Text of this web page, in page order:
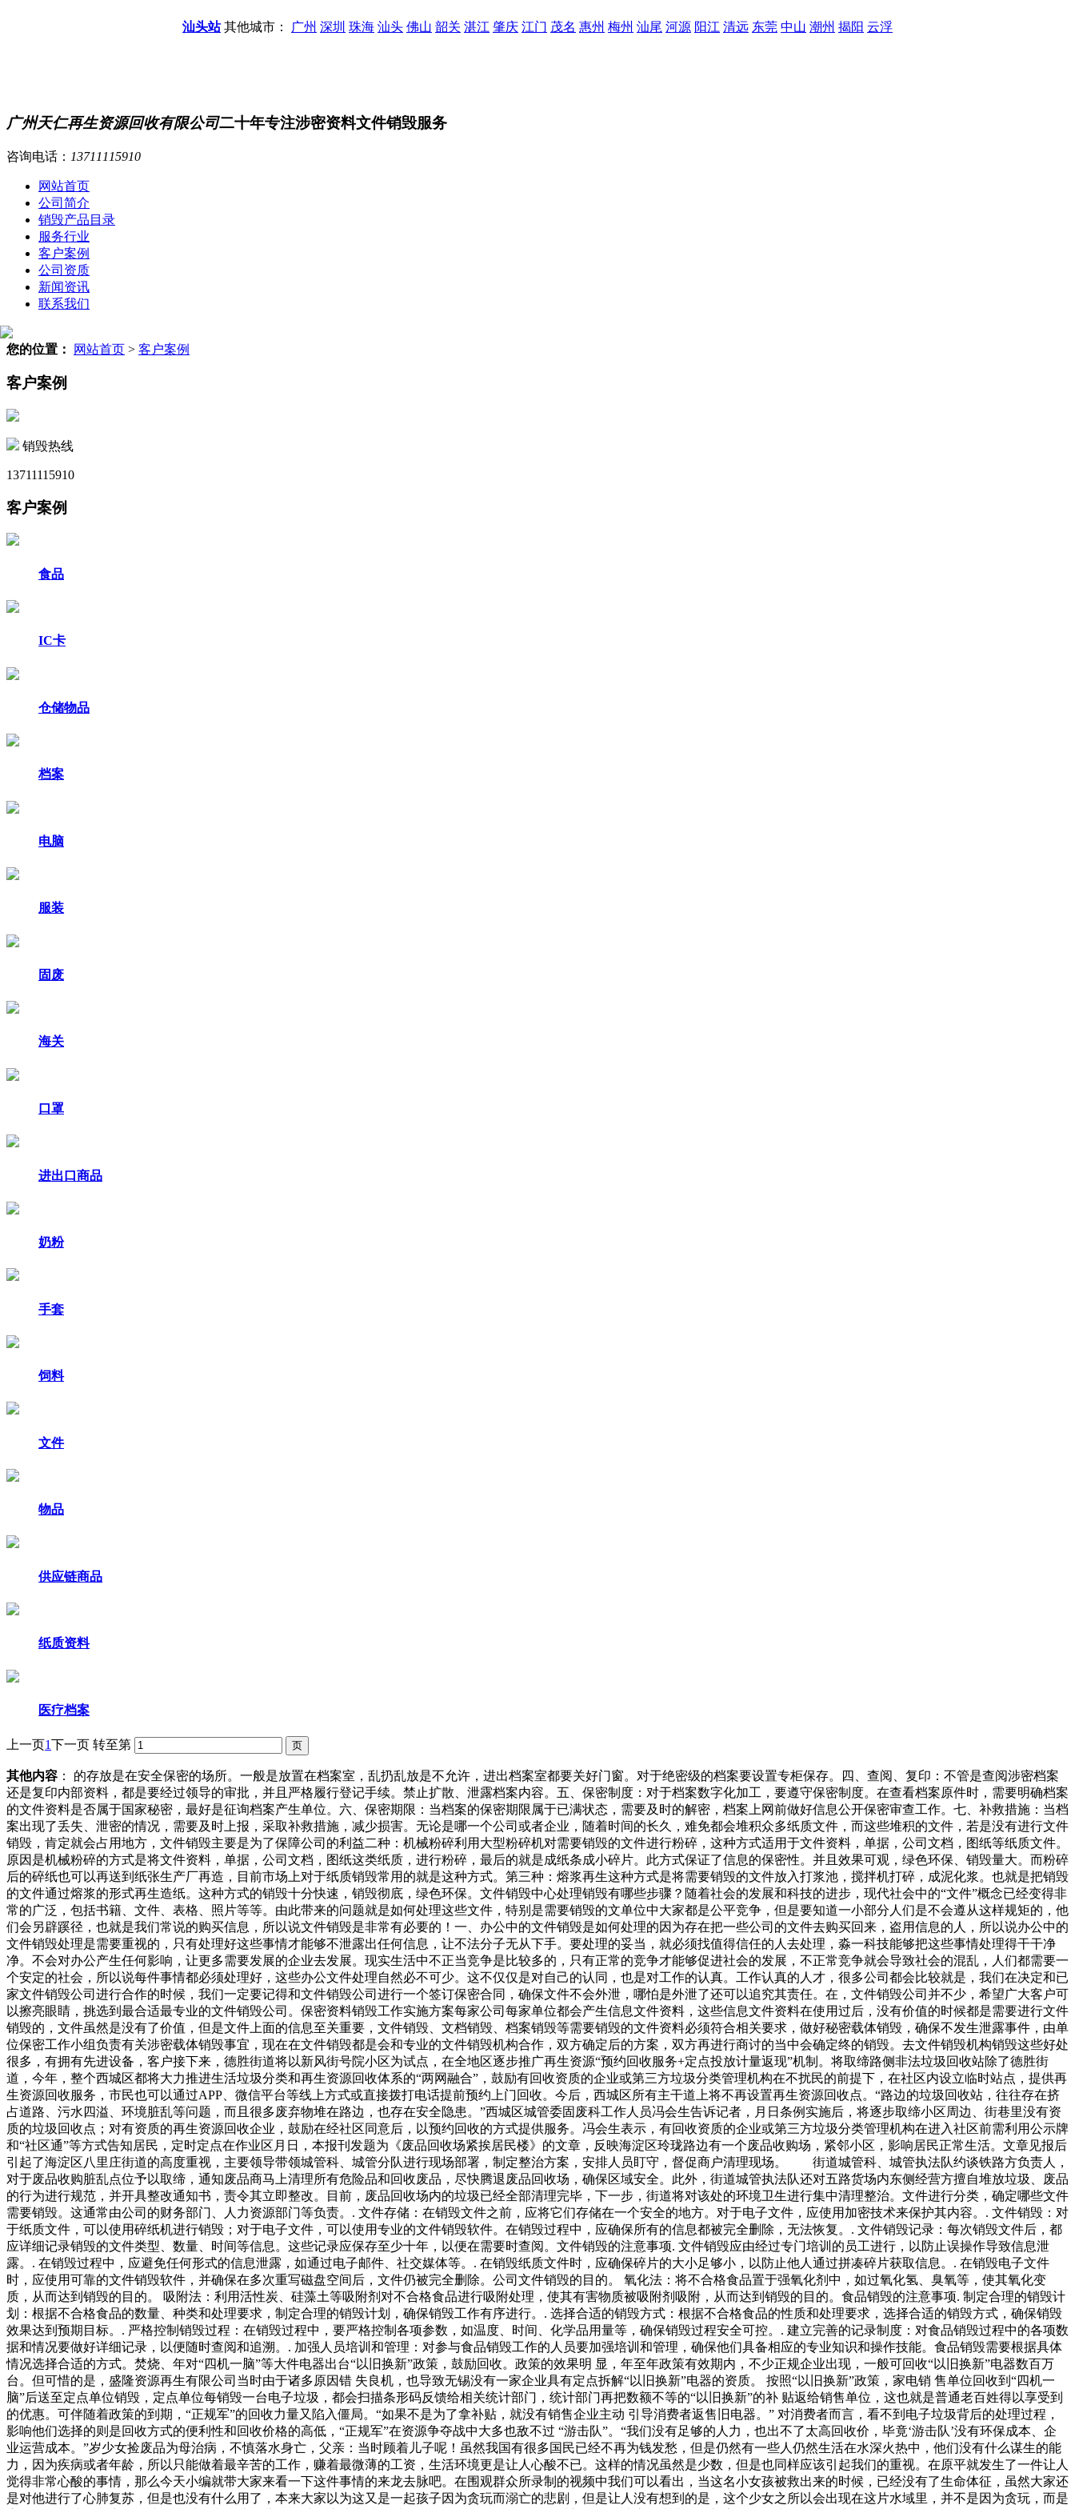
汕头站其他城市： 广州 深圳 珠海 汕头 佛山 韶关 湛江 肇庆 江门 茂名 惠州 梅州 汕尾 河源 阳江 清远 东莞 中山 潮州 揭阳 云浮
广州天仁再生资源回收有限公司二十年专注涉密资料文件销毁服务
咨询电话： 13711115910
网站首页
公司简介
销毁产品目录
服务行业
客户案例
公司资质
新闻资讯
联系我们
您的位置： 网站首页 > 客户案例
客户案例
销毁热线
13711115910
客户案例
食品
IC卡
仓储物品
档案
电脑
服装
固废
海关
口罩
进出口商品
奶粉
手套
饲料
文件
物品
供应链商品
纸质资料
医疗档案
上一页1下一页 转至第
其他内容 ： 的存放是在安全保密的场所。一般是放置在档案室，乱扔乱放是不允许，进出档案室都要关好门窗。对于绝密级的档案要设置专柜保存。四、查阅、复印：不管是查阅涉密档案
还是复印内部资料，都是要经过领导的审批，并且严格履行登记手续。禁止扩散、泄露档案内容。五、保密制度：对于档案数字化加工，要遵守保密制度。在查看档案原件时，需要明确档案
的文件资料是否属于国家秘密，最好是征询档案产生单位。六、保密期限：当档案的保密期限属于已满状态，需要及时的解密，档案上网前做好信息公开保密审查工作。七、补救措施：当档
案出现了丢失、泄密的情况，需要及时上报，采取补救措施，减少损害。无论是哪一个公司或者企业，随着时间的长久，难免都会堆积众多纸质文件，而这些堆积的文件，若是没有进行文件
销毁，肯定就会占用地方，文件销毁主要是为了保障公司的利益二种：机械粉碎利用大型粉碎机对需要销毁的文件进行粉碎，这种方式适用于文件资料，单据，公司文档，图纸等纸质文件。
原因是机械粉碎的方式是将文件资料，单据，公司文档，图纸这类纸质，进行粉碎，最后的就是成纸条成小碎片。此方式保证了信息的保密性。并且效果可观，绿色环保、销毁量大。而粉碎
后的碎纸也可以再送到纸张生产厂再造，目前市场上对于纸质销毁常用的就是这种方式。第三种：熔浆再生这种方式是将需要销毁的文件放入打浆池，搅拌机打碎，成泥化浆。也就是把销毁
的文件通过熔浆的形式再生造纸。这种方式的销毁十分快速，销毁彻底，绿色环保。文件销毁中心处理销毁有哪些步骤？随着社会的发展和科技的进步，现代社会中的“文件”概念已经变得非
常的广泛，包括书籍、文件、表格、照片等等。由此带来的问题就是如何处理这些文件，特别是需要销毁的文单位中大家都是公平竞争，但是要知道一小部分人们是不会遵从这样规矩的，他
们会另辟蹊径，也就是我们常说的购买信息，所以说文件销毁是非常有必要的！一、办公中的文件销毁是如何处理的因为存在把一些公司的文件去购买回来，盗用信息的人，所以说办公中的
文件销毁处理是需要重视的，只有处理好这些事情才能够不泄露出任何信息，让不法分子无从下手。要处理的妥当，就必须找值得信任的人去处理，淼一科技能够把这些事情处理得干干净
净。不会对办公产生任何影响，让更多需要发展的企业去发展。现实生活中不正当竞争是比较多的，只有正常的竞争才能够促进社会的发展，不正常竞争就会导致社会的混乱，人们都需要一
个安定的社会，所以说每件事情都必须处理好，这些办公文件处理自然必不可少。这不仅仅是对自己的认同，也是对工作的认真。工作认真的人才，很多公司都会比较就是，我们在决定和已
家文件销毁公司进行合作的时候，我们一定要记得和文件销毁公司进行一个签订保密合同，确保文件不会外泄，哪怕是外泄了还可以追究其责任。在，文件销毁公司并不少，希望广大客户可
以擦亮眼睛，挑选到最合适最专业的文件销毁公司。保密资料销毁工作实施方案每家公司每家单位都会产生信息文件资料，这些信息文件资料在使用过后，没有价值的时候都是需要进行文件
销毁的，文件虽然是没有了价值，但是文件上面的信息至关重要，文件销毁、文档销毁、档案销毁等需要销毁的文件资料必须符合相关要求，做好秘密载体销毁，确保不发生泄露事件，由单
位保密工作小组负责有关涉密载体销毁事宜，现在在文件销毁都是会和专业的文件销毁机构合作，双方确定后的方案，双方再进行商讨的当中会确定终的销毁。去文件销毁机构销毁这些好处
很多，有拥有先进设备，客户接下来，德胜街道将以新风街号院小区为试点，在全地区逐步推广再生资源“预约回收服务+定点投放计量返现”机制。将取缔路侧非法垃圾回收站除了德胜街
道，今年，整个西城区都将大力推进生活垃圾分类和再生资源回收体系的“两网融合”，鼓励有回收资质的企业或第三方垃圾分类管理机构在不扰民的前提下，在社区内设立临时站点，提供再
生资源回收服务，市民也可以通过APP、微信平台等线上方式或直接拨打电话提前预约上门回收。今后，西城区所有主干道上将不再设置再生资源回收点。“路边的垃圾回收站，往往存在挤
占道路、污水四溢、环境脏乱等问题，而且很多废弃物堆在路边，也存在安全隐患。”西城区城管委固废科工作人员冯会生告诉记者，月日条例实施后，将逐步取缔小区周边、街巷里没有资
质的垃圾回收点；对有资质的再生资源回收企业，鼓励在经社区同意后，以预约回收的方式提供服务。冯会生表示，有回收资质的企业或第三方垃圾分类管理机构在进入社区前需利用公示牌
和“社区通”等方式告知居民，定时定点在作业区月日，本报刊发题为《废品回收场紧挨居民楼》的文章，反映海淀区玲珑路边有一个废品收购场，紧邻小区，影响居民正常生活。文章见报后
引起了海淀区八里庄街道的高度重视，主要领导带领城管科、城管分队进行现场部署，制定整治方案，安排人员盯守，督促商户清理现场。 街道城管科、城管执法队约谈铁路方负责人，
对于废品收购脏乱点位予以取缔，通知废品商马上清理所有危险品和回收废品，尽快腾退废品回收场，确保区域安全。此外，街道城管执法队还对五路货场内东侧经营方擅自堆放垃圾、废品
的行为进行规范，并开具整改通知书，责令其立即整改。目前，废品回收场内的垃圾已经全部清理完毕，下一步，街道将对该处的环境卫生进行集中清理整治。文件进行分类，确定哪些文件
需要销毁。这通常由公司的财务部门、人力资源部门等负责。. 文件存储：在销毁文件之前，应将它们存储在一个安全的地方。对于电子文件，应使用加密技术来保护其内容。. 文件销毁：对
于纸质文件，可以使用碎纸机进行销毁；对于电子文件，可以使用专业的文件销毁软件。在销毁过程中，应确保所有的信息都被完全删除，无法恢复。. 文件销毁记录：每次销毁文件后，都
应详细记录销毁的文件类型、数量、时间等信息。这些记录应保存至少十年，以便在需要时查阅。文件销毁的注意事项. 文件销毁应由经过专门培训的员工进行，以防止误操作导致信息泄
露。. 在销毁过程中，应避免任何形式的信息泄露，如通过电子邮件、社交媒体等。. 在销毁纸质文件时，应确保碎片的大小足够小，以防止他人通过拼凑碎片获取信息。. 在销毁电子文件
时，应使用可靠的文件销毁软件，并确保在多次重写磁盘空间后，文件仍被完全删除。公司文件销毁的目的。 氧化法：将不合格食品置于强氧化剂中，如过氧化氢、臭氧等，使其氧化变
质，从而达到销毁的目的。 吸附法：利用活性炭、硅藻土等吸附剂对不合格食品进行吸附处理，使其有害物质被吸附剂吸附，从而达到销毁的目的。食品销毁的注意事项. 制定合理的销毁计
划：根据不合格食品的数量、种类和处理要求，制定合理的销毁计划，确保销毁工作有序进行。. 选择合适的销毁方式：根据不合格食品的性质和处理要求，选择合适的销毁方式，确保销毁
效果达到预期目标。. 严格控制销毁过程：在销毁过程中，要严格控制各项参数，如温度、时间、化学品用量等，确保销毁过程安全可控。. 建立完善的记录制度：对食品销毁过程中的各项数
据和情况要做好详细记录，以便随时查阅和追溯。. 加强人员培训和管理：对参与食品销毁工作的人员要加强培训和管理，确保他们具备相应的专业知识和操作技能。食品销毁需要根据具体
情况选择合适的方式。焚烧、年对“四机一脑”等大件电器出台“以旧换新”政策，鼓励回收。政策的效果明 显，年至年政策有效期内，不少正规企业出现，一般可回收“以旧换新”电器数百万
台。但可惜的是，盛隆资源再生有限公司当时由于诸多原因错 失良机，也导致无锡没有一家企业具有定点拆解“以旧换新”电器的资质。 按照“以旧换新”政策，家电销 售单位回收到“四机一
脑”后送至定点单位销毁，定点单位每销毁一台电子垃圾，都会扫描条形码反馈给相关统计部门，统计部门再把数额不等的“以旧换新”的补 贴返给销售单位，这也就是普通老百姓得以享受到
的优惠。可伴随着政策的到期，“正规军”的回收力量又陷入僵局。“如果不是为了拿补贴，就没有销售企业主动 引导消费者返售旧电器。” 对消费者而言，看不到电子垃圾背后的处理过程，
影响他们选择的则是回收方式的便利性和回收价格的高低，“正规军”在资源争夺战中大多也敌不过 “游击队”。“我们没有足够的人力，也出不了太高回收价，毕竟‘游击队’没有环保成本、企
业运营成本。”岁少女捡废品为母治病，不慎落水身亡，父亲：当时顾着儿子呢！虽然我国有很多国民已经不再为钱发愁，但是仍然有一些人仍然生活在水深火热中，他们没有什么谋生的能
力，因为疾病或者年龄，所以只能做着最辛苦的工作，赚着最微薄的工资，生活环境更是让人心酸不已。这样的情况虽然是少数，但是也同样应该引起我们的重视。在原平就发生了一件让人
觉得非常心酸的事情，那么今天小编就带大家来看一下这件事情的来龙去脉吧。在围观群众所录制的视频中我们可以看出，当这名小女孩被救出来的时候，已经没有了生命体征，虽然大家还
是对他进行了心肺复苏，但是也没有什么用了，本来大家以为这又是一起孩子因为贪玩而溺亡的悲剧，但是让人没有想到的是，这个少女之所以会出现在这片水域里，并不是因为贪玩，而是